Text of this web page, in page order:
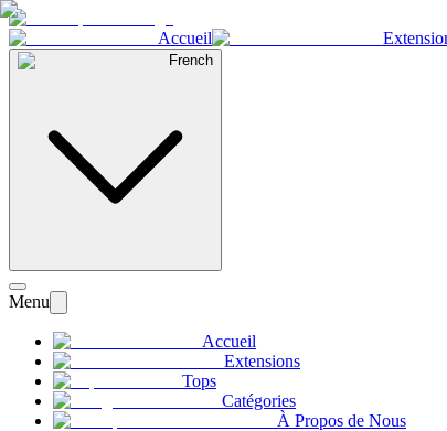
Accueil
French
Menu
Accueil
Extensions
Tops
Catégories
À Propos de Nous